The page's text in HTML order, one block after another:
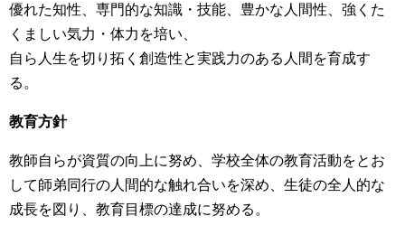
優れた知性、専門的な知識・技能、豊かな人間性、強くた
くましい気力・体力を培い、
自ら人生を切り拓く創造性と実践力のある人間を育成す
る。
教育方針
教師自らが資質の向上に努め、学校全体の教育活動をとお
して師弟同行の人間的な触れ合いを深め、生徒の全人的な
成長を図り、教育目標の達成に努める。